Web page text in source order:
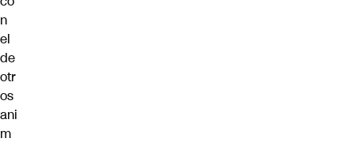
n
el
de
otr
os
ani
m